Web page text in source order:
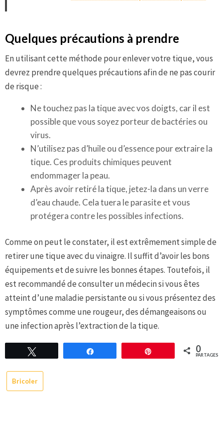
Quelques précautions à prendre
En utilisant cette méthode pour enlever votre tique, vous
devrez prendre quelques précautions afin de ne pas courir
de risque :
Ne touchez pas la tique avec vos doigts, car il est
possible que vous soyez porteur de bactéries ou
virus.
N’utilisez pas d’huile ou d’essence pour extraire la
tique. Ces produits chimiques peuvent
endommager la peau.
Après avoir retiré la tique, jetez-la dans un verre
d’eau chaude. Cela tuera le parasite et vous
protégera contre les possibles infections.
Comme on peut le constater, il est extrêmement simple de
retirer une tique avec du vinaigre. Il suffit d’avoir les bons
équipements et de suivre les bonnes étapes. Toutefois, il
est recommandé de consulter un médecin si vous êtes
atteint d’une maladie persistante ou si vous présentez des
symptômes comme une rougeur, des démangeaisons ou
une infection après l’extraction de la tique.
0
PARTAGES
Bricoler